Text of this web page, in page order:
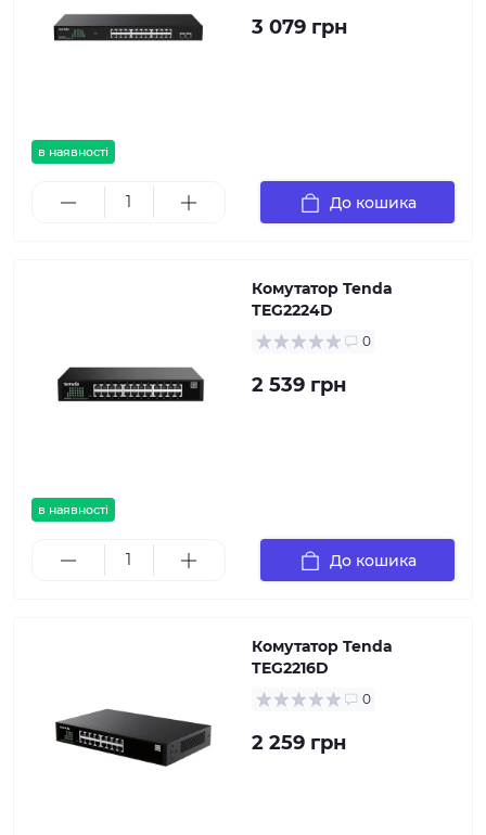
в наявності
3 079 грн
До кошика
в наявності
Комутатор Tenda
TEG2224D
0
2 539 грн
До кошика
Комутатор Tenda
TEG2216D
0
2 259 грн